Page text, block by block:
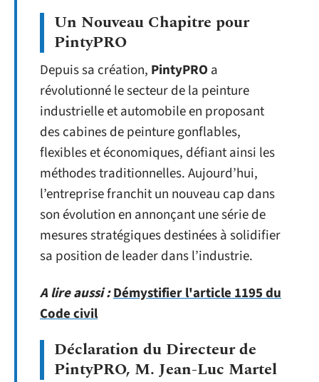
Un Nouveau Chapitre pour
PintyPRO
Depuis sa création, PintyPRO a
révolutionné le secteur de la peinture
industrielle et automobile en proposant
des cabines de peinture gonflables,
flexibles et économiques, défiant ainsi les
méthodes traditionnelles. Aujourd’hui,
l’entreprise franchit un nouveau cap dans
son évolution en annonçant une série de
mesures stratégiques destinées à solidifier
sa position de leader dans l’industrie.
A lire aussi :Démystifier l'article 1195 du
Code civil
Déclaration du Directeur de
PintyPRO, M. Jean-Luc Martel